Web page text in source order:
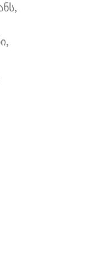
,
,